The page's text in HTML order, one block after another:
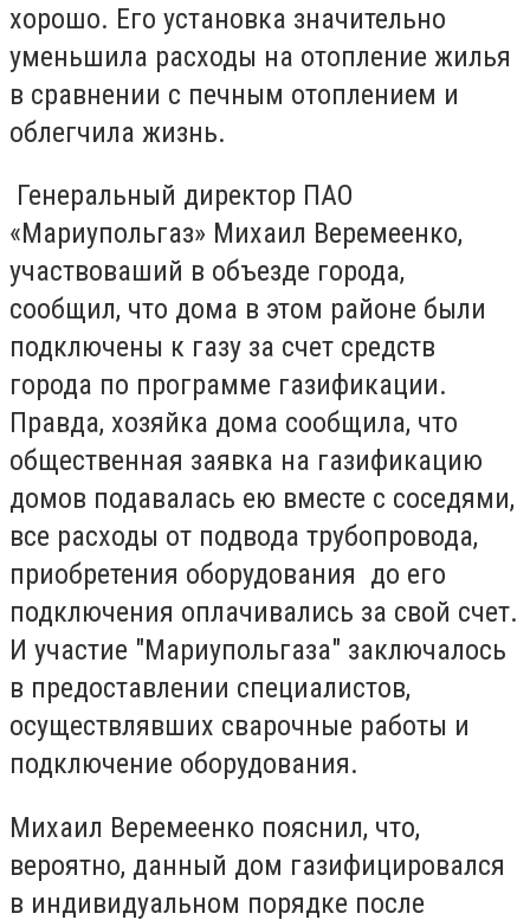
хорошо. Его установка значительно
уменьшила расходы на отопление жилья
в сравнении с печным отоплением и
облегчила жизнь.
Генеральный директор ПАО
«Мариупольгаз» Михаил Веремеенко,
участвоваший в объезде города,
сообщил, что дома в этом районе были
подключены к газу за счет средств
города по программе газификации.
Правда, хозяйка дома сообщила, что
общественная заявка на газификацию
домов подавалась ею вместе с соседями,
все расходы от подвода трубопровода,
приобретения оборудования до его
подключения оплачивались за свой счет.
И участие "Мариупольгаза" заключалось
в предоставлении специалистов,
осуществлявших сварочные работы и
подключение оборудования.
Михаил Веремеенко пояснил, что,
вероятно, данный дом газифицировался
в индивидуальном порядке после